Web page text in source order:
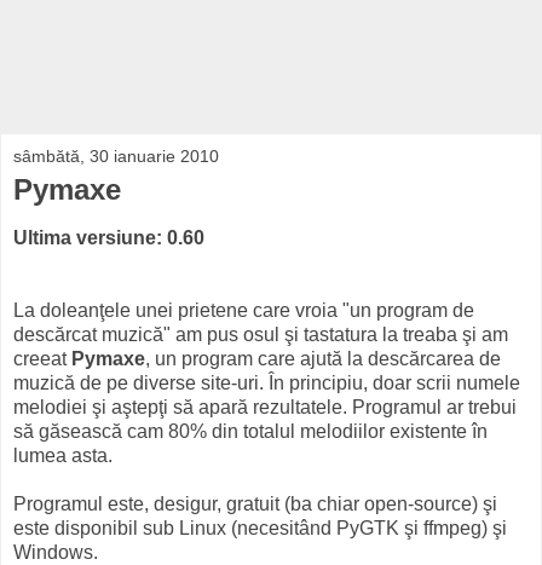
sâmbătă, 30 ianuarie 2010
Pymaxe
Ultima versiune: 0.60
La doleanţele unei prietene care vroia "un program de
descărcat muzică" am pus osul şi tastatura la treaba şi am
creeat Pymaxe, un program care ajută la descărcarea de
muzică de pe diverse site-uri. În principiu, doar scrii numele
melodiei şi aştepţi să apară rezultatele. Programul ar trebui
să găsească cam 80% din totalul melodiilor existente în
lumea asta.
Programul este, desigur, gratuit (ba chiar open-source) şi
este disponibil sub Linux (necesitând PyGTK şi ffmpeg) şi
Windows.